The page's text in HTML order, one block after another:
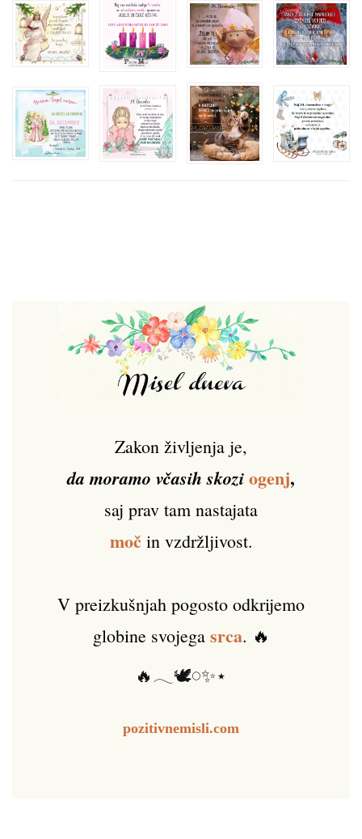
Zakon življenja je,
da moramo včasih skoziogenj,
saj prav tam nastajata
močin vzdržljivost.
V preizkušnjah pogosto odkrijemo
globine svojega srca. 🔥
🔥𓂃🕊️𓏸✨⋆
pozitivnemisli.com